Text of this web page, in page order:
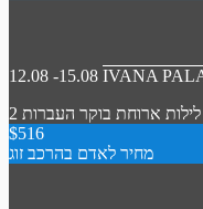
12.08 -15.08 IVANA
2 לילות ארוחת בוקר העברות
$516
מחיר לאדם בהרכב זוג